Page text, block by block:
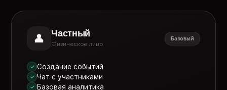
👤 Частный
Физическое лицо
Базовый
✓ Создание событий
✓ Чат с участниками
✓ Базовая аналитика